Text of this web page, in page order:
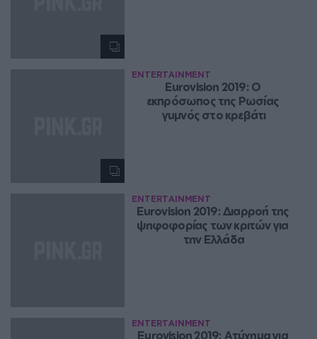
ENTERTAINMENT
Eurovision 2019: Ο
εκπρόσωπος της Ρωσίας
γuμνός στο κρεβάτι
ENTERTAINMENT
Eurovision 2019: Διαρροή της
ψηφοφορίας των κριτών για
την Ελλάδα
ENTERTAINMENT
Eurovision 2019: Ατύχημα για